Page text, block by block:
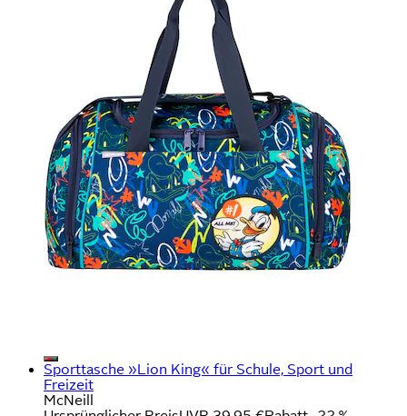
Sporttasche »Lion King« für Schule, Sport und
Freizeit
McNeill